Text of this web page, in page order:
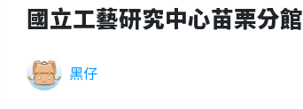
國立工藝研究中心苗栗分館
黑仔